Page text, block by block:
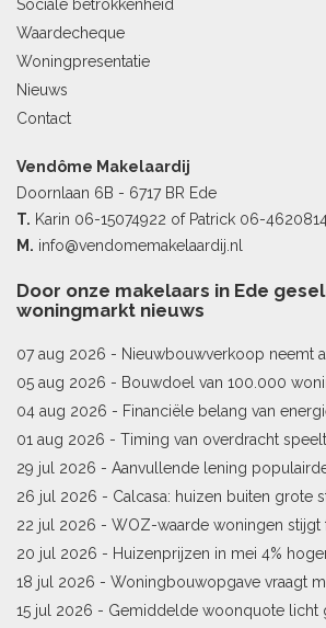
Sociale betrokkenheid
Waardecheque
Woningpresentatie
Nieuws
Contact
Vendôme Makelaardij
Doornlaan 6B - 6717 BR Ede
T. Karin 06-15074922 of Patrick 06-
M. info@vendomemakelaardij.nl
Door onze makelaars in Ede
woningmarkt nieuws
07 aug 2026 - Nieuwbouwverkoop neemt
bestaande woningen stijgt
05 aug 2026 - Bouwdoel van 100.000
bereik
04 aug 2026 - Financiële belang van
01 aug 2026 - Timing van overdracht
woningprijs
29 jul 2026 - Aanvullende lening
starters
26 jul 2026 - Calcasa: huizen buiten grote
sneller meer waard
22 jul 2026 - WOZ-waarde woningen stijgt
Limburg en Pekela
20 jul 2026 - Huizenprijzen in mei 4%
woningverkopen
18 jul 2026 - Woningbouwopgave vraagt
vergunningen
15 jul 2026 - Gemiddelde woonquote licht